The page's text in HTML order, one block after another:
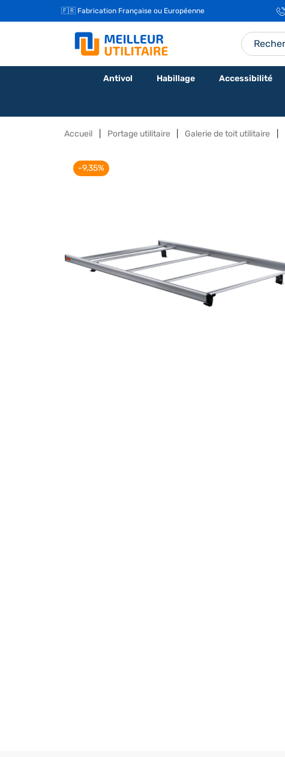
🇫🇷 Fabrication Française ou Européenne
Antivol Habillage Accessibilité
Accueil Portage utilitaire Galerie de toit utilitaire
-9,35%